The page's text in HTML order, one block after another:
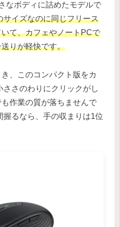
なボディに詰めたモデルで
サイズなのに同じフリース
て、カフェやノートPCで
りが軽快です。
、このコンパクト版をカ
さのわりにクリックがし
作業の質が落ちませんで
握るなら、手の収まりは1位